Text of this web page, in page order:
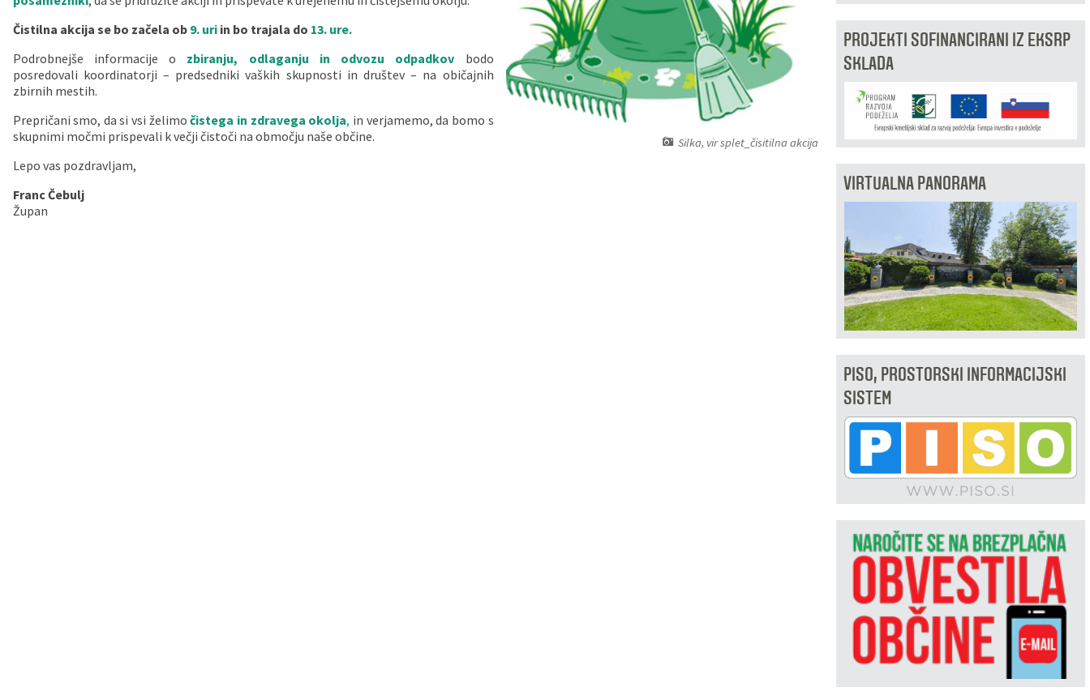
Silka, vir splet_čisitilna akcija
Čistilna akcija se bo začela ob9. uriin bo trajala do 13. ure.
Podrobnejše informacije o
zbiranju, odlaganju in odvozu odpadkov
bodo
posredovali koordinatorji – predsedniki vaških skupnosti in društev – na običajnih
zbirnih mestih.
Prepričani smo, da si vsi želimočistega in zdravega okolja, in verjamemo, da bomo s
skupnimi močmi prispevali k večji čistoči na območju naše občine.
Lepo vas pozdravljam,
Franc Čebulj
Župan
PROJEKTI SOFINANCIRANI IZ EKSRP
SKLADA
VIRTUALNA PANORAMA
PISO, PROSTORSKI INFORMACIJSKI
SISTEM
Vaške skupnosti
Častno razsodišče
Gasilstvo, zaščita in reševanje
Načrt ravnanja s stvarnim premoženjem
Galerija slik
MojaObčina.si
Dokumenti v javni obravnavi